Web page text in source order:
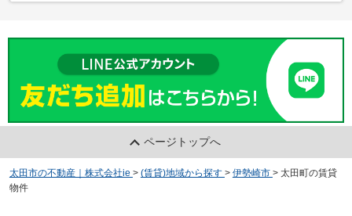
ページトップへ
太田市の不動産｜株式会社ie > (賃貸)地域から探す > 伊勢崎市 > 太田町の賃貸
物件